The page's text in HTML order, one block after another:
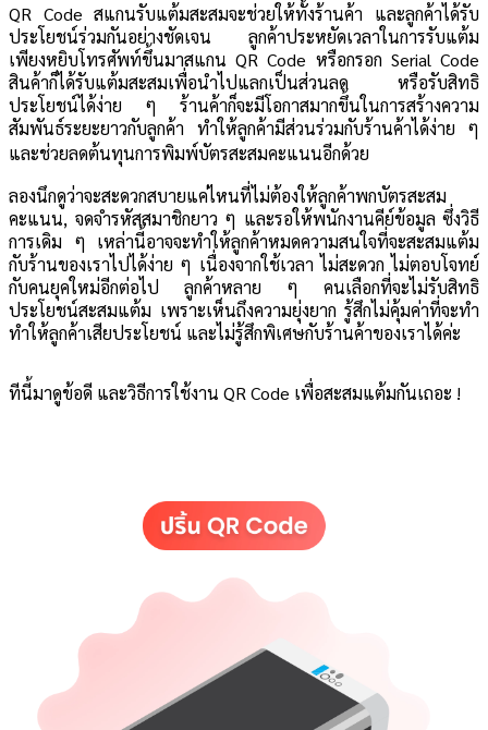
QR Code สแกนรับแต้มสะสมจะช่วยให้ทั้งร้านค้า และลูกค้าได้รับ
ประโยชน์ร่วมกันอย่างชัดเจน ลูกค้าประหยัดเวลาในการรับแต้ม
เพียงหยิบโทรศัพท์ขึ้นมาสแกน QR Code หรือกรอก Serial Code
สินค้าก็ได้รับแต้มสะสมเพื่อนำไปแลกเป็นส่วนลด หรือรับสิทธิ
ประโยชน์ได้ง่าย ๆ ร้านค้าก็จะมีโอกาสมากขึ้นในการสร้างความ
สัมพันธ์ระยะยาวกับลูกค้า ทำให้ลูกค้ามีส่วนร่วมกับร้านค้าได้ง่าย ๆ
และช่วยลดต้นทุนการพิมพ์บัตรสะสมคะแนนอีกด้วย
ลองนึกดูว่าจะสะดวกสบายแค่ไหนที่ไม่ต้องให้ลูกค้าพกบัตรสะสม
คะแนน, จดจำรหัสสมาชิกยาว ๆ และรอให้พนักงานคีย์ข้อมูล ซึ่งวิธี
การเดิม ๆ เหล่านี้อาจจะทำให้ลูกค้าหมดความสนใจที่จะสะสมแต้ม
กับร้านของเราไปได้ง่าย ๆ เนื่องจากใช้เวลา ไม่สะดวกไม่ตอบโจทย์
กับคนยุคใหม่อีกต่อไป ลูกค้าหลาย ๆ คนเลือกที่จะไม่รับสิทธิ
ประโยชน์สะสมแต้ม เพราะเห็นถึงความยุ่งยาก รู้สึกไม่คุ้มค่าที่จะทำ
ทำให้ลูกค้าเสียประโยชน์ และไม่รู้สึกพิเศษกับร้านค้าของเราได้ค่ะ
ทีนี้มาดูข้อดี และวิธีการใช้งาน QR Code เพื่อสะสมแต้มกันเถอะ !